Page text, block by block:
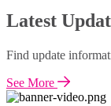
Latest
Find update
See More